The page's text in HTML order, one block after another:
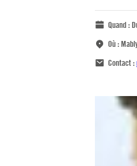
Quand :
Où :
Contact :